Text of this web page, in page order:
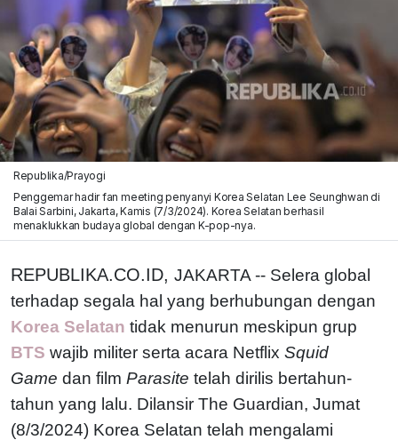
Republika/Prayogi
Penggemar hadir fan meeting penyanyi Korea Selatan Lee Seunghwan di
Balai Sarbini, Jakarta, Kamis (7/3/2024). Korea Selatan berhasil
menaklukkan budaya global dengan K-pop-nya.
REPUBLIKA.CO.ID, JAKARTA -- Selera global
terhadap segala hal yang berhubungan dengan
Korea Selatan tidak menurun meskipun grup
BTS wajib militer serta acara Netflix Squid
Game dan film Parasite telah dirilis bertahun-
tahun yang lalu. Dilansir The Guardian, Jumat
(8/3/2024) Korea Selatan telah mengalami